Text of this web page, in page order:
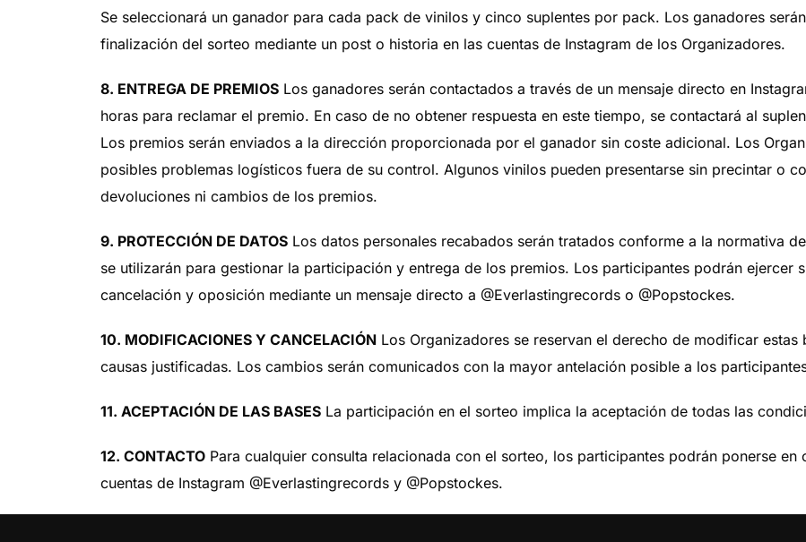
Se seleccionará un ganador para cada pack de vinilos y cinco suplentes por pack. Los ganadores
finalización del sorteo mediante un post o historia en las cuentas de Instagram de los Organizadores.
8. ENTREGA DE PREMIOS Los ganadores serán contactados a través de un mensaje directo en
horas para reclamar el premio. En caso de no obtener respuesta en este tiempo, se contactará al
Los premios serán enviados a la dirección proporcionada por el ganador sin coste adicional. Los
posibles problemas logísticos fuera de su control. Algunos vinilos pueden presentarse sin precintar o
devoluciones ni cambios de los premios.
9. PROTECCIÓN DE DATOS Los datos personales recabados serán tratados conforme a la normativa
se utilizarán para gestionar la participación y entrega de los premios. Los participantes podrán ejercer
cancelación y oposición mediante un mensaje directo a @Everlastingrecords o @Popstockes.
10. MODIFICACIONES Y CANCELACIÓN Los Organizadores se reservan el derecho de modificar
causas justificadas. Los cambios serán comunicados con la mayor antelación posible a los
11. ACEPTACIÓN DE LAS BASES La participación en el sorteo implica la aceptación de todas las
12. CONTACTO Para cualquier consulta relacionada con el sorteo, los participantes podrán ponerse
cuentas de Instagram @Everlastingrecords y @Popstockes.